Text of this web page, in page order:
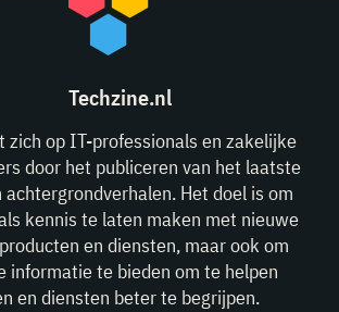
Techzine.nl
zich op IT-professionals en zakelijke
door het publiceren van het laatste
Het doel is om
kennis te laten maken met nieuwe
en diensten, maar ook om
informatie te bieden om te helpen
en diensten beter te begrijpen.